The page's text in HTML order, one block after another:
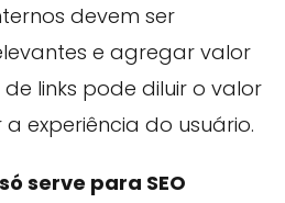
devem ser
e agregar valor
de links pode diluir o valor
a experiência do usuário.
serve para SEO